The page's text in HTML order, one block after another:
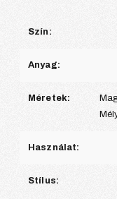
Szín:
Anyag:
Méretek:
Használat:
Stílus: